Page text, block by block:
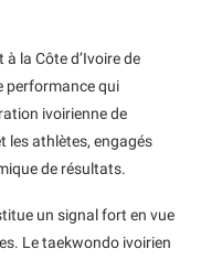
la Côte d’Ivoire de
performance qui
ivoirienne de
les athlètes, engagés
de résultats.
un signal fort en vue
Le taekwondo ivoirien